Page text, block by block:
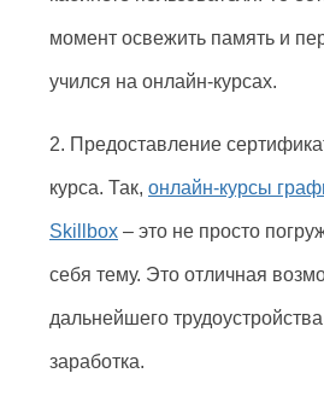
момент освежить память и
учился на онлайн-курсах.
2. Предоставление
курса. Так, онлайн-курсы
Skillbox – это не просто
себя тему. Это отличная
дальнейшего
заработка.